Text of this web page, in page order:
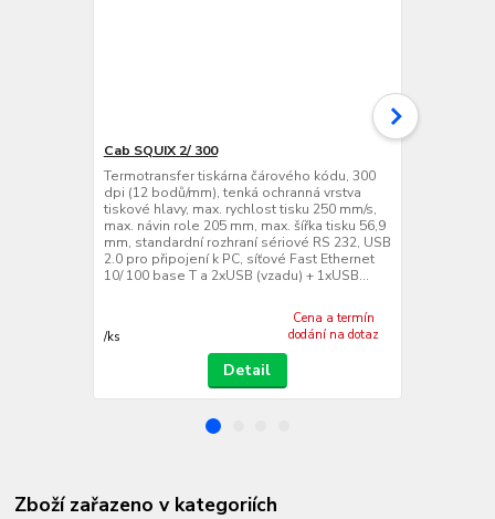
Cab SQUIX 2/ 300
Termotransfer tiskárna čárového kódu, 300
dpi (12 bodů/mm), tenká ochranná vrstva
tiskové hlavy, max. rychlost tisku 250 mm/s,
max. návin role 205 mm, max. šířka tisku 56,9
mm, standardní rozhraní sériové RS 232, USB
2.0 pro připojení k PC, síťové Fast Ethernet
10/ 100 base T a 2xUSB (vzadu) + 1xUSB...
/ks
Cena a termín
dodání na dotaz
Detail
Zboží zařazeno v kategoriích